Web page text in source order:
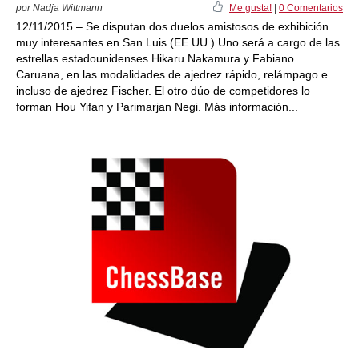
por Nadja Wittmann Me gusta! 0 Comentarios
12/11/2015 – Se disputan dos duelos amistosos de exhibición
muy interesantes en San Luis (EE.UU.) Uno será a cargo de las
estrellas estadounidenses Hikaru Nakamura y Fabiano
Caruana, en las modalidades de ajedrez rápido, relámpago e
incluso de ajedrez Fischer. El otro dúo de competidores lo
forman Hou Yifan y Parimarjan Negi. Más información...